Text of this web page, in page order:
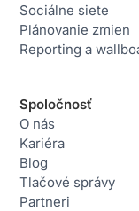
Sociálne siete
Plánovanie zmien
Reporting a
Spoločnosť
O nás
Kariéra
Blog
Tlačové správy
Partneri